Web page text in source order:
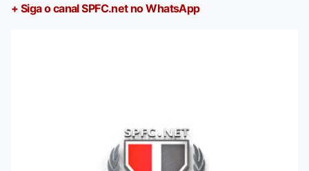
+ Siga o canal SPFC.net no WhatsApp